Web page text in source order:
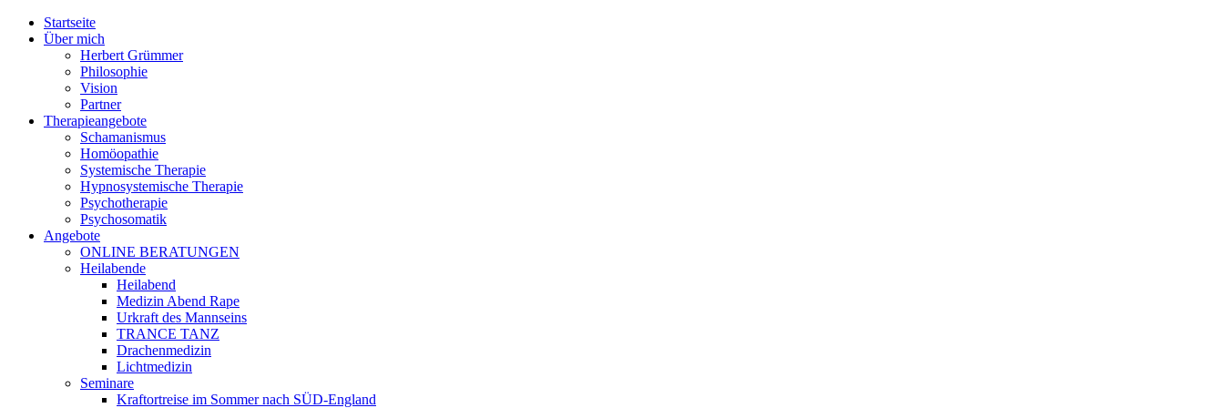
Jump to navigation
Startseite
Über mich
Herbert Grümmer
Philosophie
Vision
Partner
Therapieangebote
Schamanismus
Homöopathie
Systemische Therapie
Hypnosystemische Therapie
Psychotherapie
Psychosomatik
Angebote
ONLINE BERATUNGEN
Heilabende
Heilabend
Medizin Abend Rape
Urkraft des Mannseins
TRANCE TANZ
Drachenmedizin
Lichtmedizin
Seminare
Kraftortreise im Sommer nach SÜD-England